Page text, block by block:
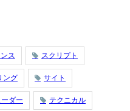
ス スクリプト
ング サイト
ーダー テクニカル